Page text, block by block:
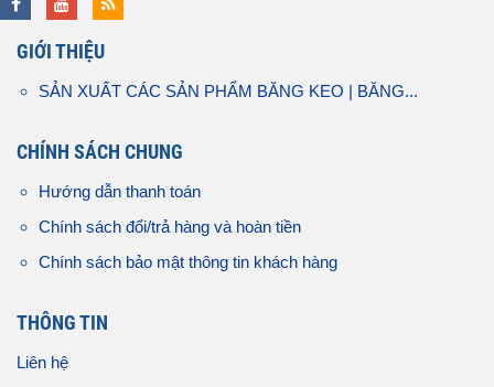
GIỚI THIỆU
SẢN XUẤT CÁC SẢN PHẨM BĂNG KEO | BĂNG...
CHÍNH SÁCH CHUNG
Hướng dẫn thanh toán
Chính sách đổi/trả hàng và hoàn tiền
Chính sách bảo mật thông tin khách hàng
THÔNG TIN
Liên hệ